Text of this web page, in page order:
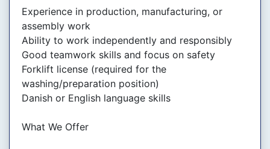
Experience in production, manufacturing, or
assembly work
Ability to work independently and responsibly
Good teamwork skills and focus on safety
Forklift license (required for the
washing/preparation position)
Danish or English language skills
What We Offer